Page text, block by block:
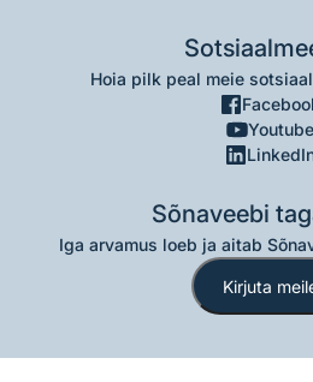
Hoia pilk peal meie
Youtube
Sõnaveebi
Iga arvamus loeb ja aitab
Kirjuta